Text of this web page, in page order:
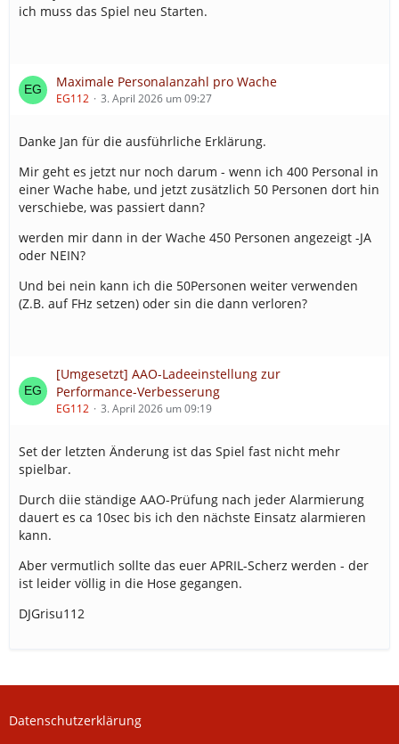
ich muss das Spiel neu Starten.
Maximale Personalanzahl pro Wache
EG112 3. April 2026 um 09:27
Danke Jan für die ausführliche Erklärung.
Mir geht es jetzt nur noch darum - wenn ich 400 Personal in
einer Wache habe, und jetzt zusätzlich 50 Personen dort hin
verschiebe, was passiert dann?
werden mir dann in der Wache 450 Personen angezeigt -JA
oder NEIN?
Und bei nein kann ich die 50Personen weiter verwenden
(Z.B. auf FHz setzen) oder sin die dann verloren?
[Umgesetzt] AAO-Ladeeinstellung zur
Performance-Verbesserung
EG112 3. April 2026 um 09:19
Set der letzten Änderung ist das Spiel fast nicht mehr
spielbar.
Durch diie ständige AAO-Prüfung nach jeder Alarmierung
dauert es ca 10sec bis ich den nächste Einsatz alarmieren
kann.
Aber vermutlich sollte das euer APRIL-Scherz werden - der
ist leider völlig in die Hose gegangen.
DJGrisu112
Datenschutzerklärung